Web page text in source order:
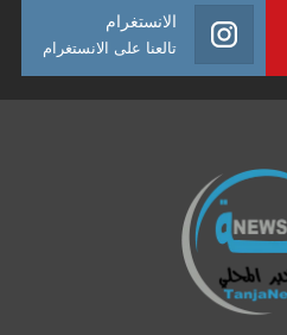
الانستغرام
تالعنا على الانستغرام